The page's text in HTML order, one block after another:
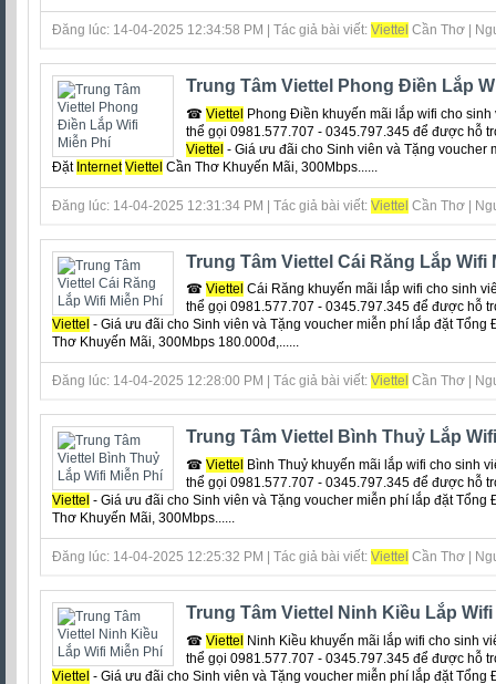
Đăng lúc: 14-04-2025 12:34:58 PM | Tác giả bài viết: Viettel Cần Thơ |
Trung Tâm Viettel Phong Điền Lắp
☎ Viettel Phong Điền khuyến mãi lắp wifi cho
thể gọi 0981.577.707 - 0345.797.345 để được hỗ
Viettel - Giá ưu đãi cho Sinh viên và Tặng voucher
Đặt Internet Viettel Cần Thơ Khuyến Mãi, 300Mbps......
Đăng lúc: 14-04-2025 12:31:34 PM | Tác giả bài viết: Viettel Cần Thơ |
Trung Tâm Viettel Cái Răng Lắp Wifi
☎ Viettel Cái Răng khuyến mãi lắp wifi cho sinh
thể gọi 0981.577.707 - 0345.797.345 để được hỗ
Viettel - Giá ưu đãi cho Sinh viên và Tặng voucher miễn phí lắp đặt
Thơ Khuyến Mãi, 300Mbps 180.000đ,......
Đăng lúc: 14-04-2025 12:28:00 PM | Tác giả bài viết: Viettel Cần Thơ |
Trung Tâm Viettel Bình Thuỷ Lắp
☎ Viettel
Bình Thuỷ khuyến mãi lắp wifi cho sinh
thể gọi 0981.577.707 - 0345.797.345 để được hỗ
Viettel - Giá ưu đãi cho Sinh viên và Tặng voucher miễn phí lắp đặt
Thơ Khuyến Mãi, 300Mbps......
Đăng lúc: 14-04-2025 12:25:32 PM | Tác giả bài viết: Viettel Cần Thơ |
Trung Tâm Viettel Ninh Kiều Lắp Wifi
☎ Viettel
Ninh Kiều khuyến mãi lắp wifi cho sinh
thể gọi 0981.577.707 - 0345.797.345 để được hỗ
Viettel - Giá ưu đãi cho Sinh viên và Tặng voucher miễn phí lắp đặt